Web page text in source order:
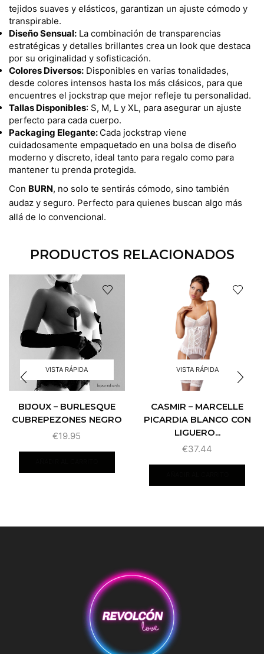
tejidos suaves y elásticos, garantizan un ajuste cómodo y
transpirable.
Diseño Sensual: La combinación de transparencias
estratégicas y detalles brillantes crea un look que destaca
por su originalidad y sofisticación.
Colores Diversos: Disponibles en varias tonalidades,
desde colores intensos hasta los más clásicos, para que
encuentres el jockstrap que mejor refleje tu personalidad.
Tallas Disponibles: S, M, L y XL, para asegurar un ajuste
perfecto para cada cuerpo.
Packaging Elegante: Cada jockstrap viene
cuidadosamente empaquetado en una bolsa de diseño
moderno y discreto, ideal tanto para regalo como para
mantener tu prenda protegida.
Con BURN, no solo te sentirás cómodo, sino también
audaz y seguro. Perfecto para quienes buscan algo más
allá de lo convencional.
PRODUCTOS RELACIONADOS
VISTA RÁPIDA
BIJOUX – BURLESQUE
CUBREPEZONES NEGRO
€19.95
VISTA RÁPIDA
CASMIR – MARCELLE
PICARDIA BLANCO CON
LIGUERO...
€37.44